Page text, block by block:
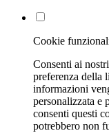
Cookie
Consenti ai
preferenza della
informazioni
personalizzata e
consenti questi
potrebbero non